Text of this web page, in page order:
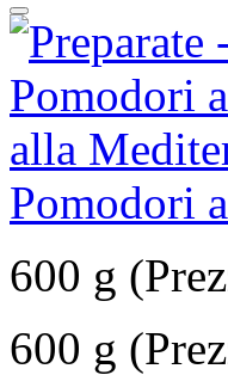
Pomodori
600 g
600 g